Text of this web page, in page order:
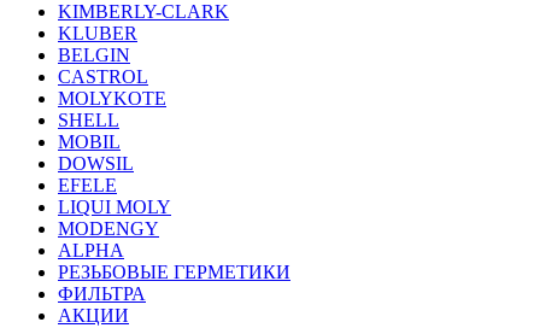
KIMBERLY-CLARK
KLUBER
BELGIN
CASTROL
MOLYKOTE
SHELL
MOBIL
DOWSIL
EFELE
LIQUI MOLY
MODENGY
ALPHA
РЕЗЬБОВЫЕ ГЕРМЕТИКИ
ФИЛЬТРА
АКЦИИ